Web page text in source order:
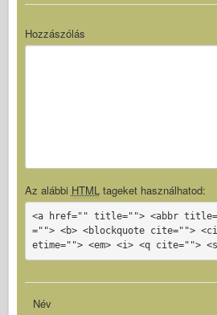
Hozzászólás
Az alábbi HTML tageket használhatod:
<a href="" title=""> <abbr
=""> <b> <blockquote cite="">
etime=""> <em> <i> <q cite="">
Név